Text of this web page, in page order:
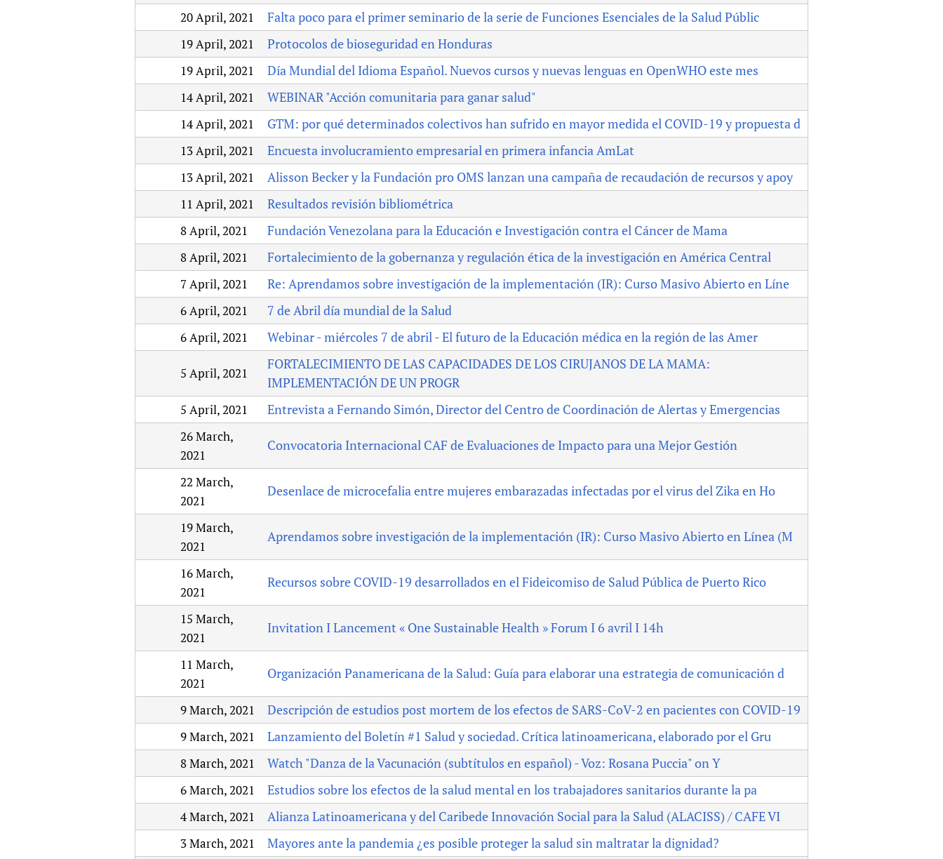
20 April, 2021 Falta poco para el primer seminario de la serie de Funciones Esenciales de la Salud Públic
19 April, 2021 Protocolos de bioseguridad en Honduras
19 April, 2021 Día Mundial del Idioma Español. Nuevos cursos y nuevas lenguas en OpenWHO este mes
14 April, 2021 WEBINAR "Acción comunitaria para ganar salud"
14 April, 2021 GTM: por qué determinados colectivos han sufrido en mayor medida el COVID-19 y propuesta d
13 April, 2021 Encuesta involucramiento empresarial en primera infancia AmLat
13 April, 2021 Alisson Becker y la Fundación pro OMS lanzan una campaña de recaudación de recursos y apoy
11 April, 2021 Resultados revisión bibliométrica
8 April, 2021 Fundación Venezolana para la Educación e Investigación contra el Cáncer de Mama
8 April, 2021 Fortalecimiento de la gobernanza y regulación ética de la investigación en América Central
7 April, 2021 Re: Aprendamos sobre investigación de la implementación (IR): Curso Masivo Abierto en Líne
6 April, 2021 7 de Abril día mundial de la Salud
6 April, 2021 Webinar - miércoles 7 de abril - El futuro de la Educación médica en la región de las Amer
5 April, 2021
FORTALECIMIENTO DE LAS CAPACIDADES DE LOS CIRUJANOS DE LA MAMA:
IMPLEMENTACIÓN DE UN PROGR
5 April, 2021 Entrevista a Fernando Simón, Director del Centro de Coordinación de Alertas y Emergencias
26 March,
2021
Convocatoria Internacional CAF de Evaluaciones de Impacto para una Mejor Gestión
22 March,
2021
Desenlace de microcefalia entre mujeres embarazadas infectadas por el virus del Zika en Ho
19 March,
2021
Aprendamos sobre investigación de la implementación (IR): Curso Masivo Abierto en Línea (M
16 March,
2021
Recursos sobre COVID-19 desarrollados en el Fideicomiso de Salud Pública de Puerto Rico
15 March,
2021
Invitation I Lancement « One Sustainable Health » Forum I 6 avril I 14h
11 March,
2021
Organización Panamericana de la Salud: Guía para elaborar una estrategia de comunicación d
9 March, 2021 Descripción de estudios post mortem de los efectos de SARS-CoV-2 en pacientes con COVID-19
9 March, 2021 Lanzamiento del Boletín #1 Salud y sociedad. Crítica latinoamericana, elaborado por el Gru
8 March, 2021 Watch "Danza de la Vacunación (subtítulos en español) - Voz: Rosana Puccia" on Y
6 March, 2021 Estudios sobre los efectos de la salud mental en los trabajadores sanitarios durante la pa
4 March, 2021 Alianza Latinoamericana y del Caribede Innovación Social para la Salud (ALACISS) / CAFE VI
3 March, 2021 Mayores ante la pandemia ¿es posible proteger la salud sin maltratar la dignidad?